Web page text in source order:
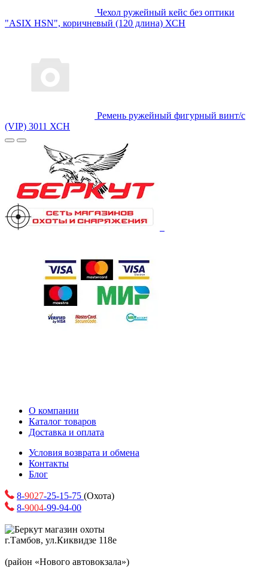
Чехол ружейный кейс без оптики
"ASIX HSN", коричневый (120 длина) ХСН
Ремень ружейный фигурный винт/с
(VIP) 3011 ХСН
О компании
Каталог товаров
Доставка и оплата
Условия возврата и обмена
Контакты
Блог
8-9027-25-15-75 (Охота)
8-9004-99-94-00
г.Тамбов, ул.Киквидзе 118е
(район «Нового автовокзала»)